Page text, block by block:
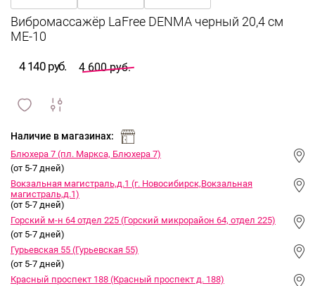
4 140 руб. 4 600 руб.
и
Наличие в магазинах:
Блюхера 7 (пл. Маркса, Блюхера 7)
(от 5-7 дней)
Вокзальная магистраль,д.1 (г. Новосибирск,Вокзальная
магистраль,д.1)
(от 5-7 дней)
Горский м-н 64 отдел 225 (Горский микрорайон 64, отдел 225)
(от 5-7 дней)
Гурьевская 55 (Гурьевская 55)
(от 5-7 дней)
Красный проспект 188 (Красный проспект д. 188)